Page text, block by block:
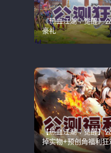
《热血江湖：觉醒》
豪礼
【热血江湖：觉醒】
掉实物+预创角福利狂